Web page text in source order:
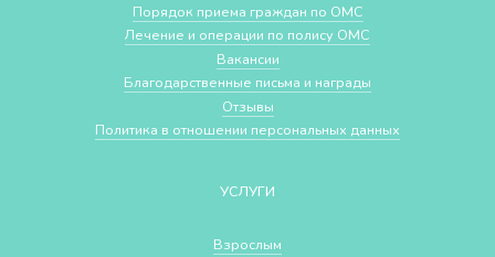
Порядок приема граждан по ОМС
Лечение и операции по полису ОМС
Вакансии
Благодарственные письма и награды
Отзывы
Политика в отношении персональных данных
УСЛУГИ
Взрослым